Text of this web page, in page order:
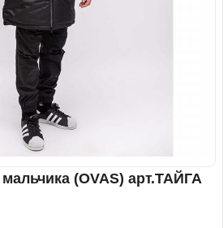
(OVAS) арт.ТАЙГА